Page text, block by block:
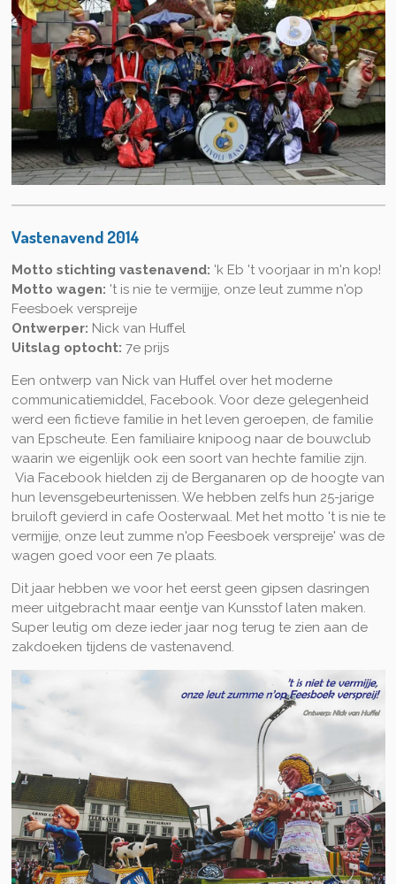
Vastenavend 2014
Motto stichting vastenavend: 'k Eb 't voorjaar in m'n kop!
Motto wagen: 't is nie te vermijje, onze leut zumme n'op
Feesboek verspreije
Ontwerper: Nick van Huffel
Uitslag optocht: 7e prijs
Een ontwerp van Nick van Huffel over het moderne
communicatiemiddel, Facebook. Voor deze gelegenheid
werd een fictieve familie in het leven geroepen, de familie
van Epscheute. Een familiaire knipoog naar de bouwclub
waarin we eigenlijk ook een soort van hechte familie zijn.
Via Facebook hielden zij de Berganaren op de hoogte van
hun levensgebeurtenissen. We hebben zelfs hun 25-jarige
bruiloft gevierd in cafe Oosterwaal. Met het motto 't is nie te
vermijje, onze leut zumme n'op Feesboek verspreije' was de
wagen goed voor een 7e plaats.
Dit jaar hebben we voor het eerst geen gipsen dasringen
meer uitgebracht maar eentje van Kunsstof laten maken.
Super leutig om deze ieder jaar nog terug te zien aan de
zakdoeken tijdens de vastenavend.